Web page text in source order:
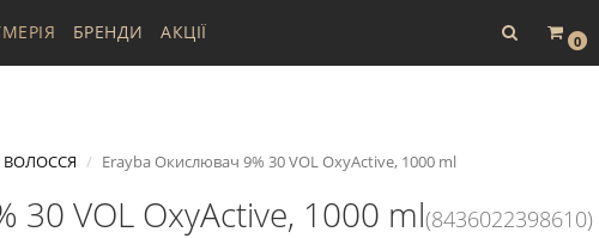
0
БРЕНДИ АКЦІЇ
Erayba Окислювач 9% 30 VOL OxyActive, 1000 ml
30 VOL OxyActive, 1000 ml(8436022398610)